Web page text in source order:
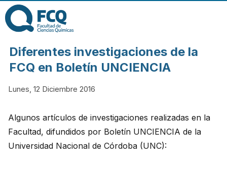
FACULTAD DE
CIENCIAS
QUÍMICAS DE
LA
UNIVERSIDAD
Diferentes investigaciones de la
FCQ en Boletín UNCIENCIA
Lunes, 12 Diciembre 2016
Algunos artículos de investigaciones realizadas en la
Facultad, difundidos por Boletín UNCIENCIA de la
Universidad Nacional de Córdoba (UNC):